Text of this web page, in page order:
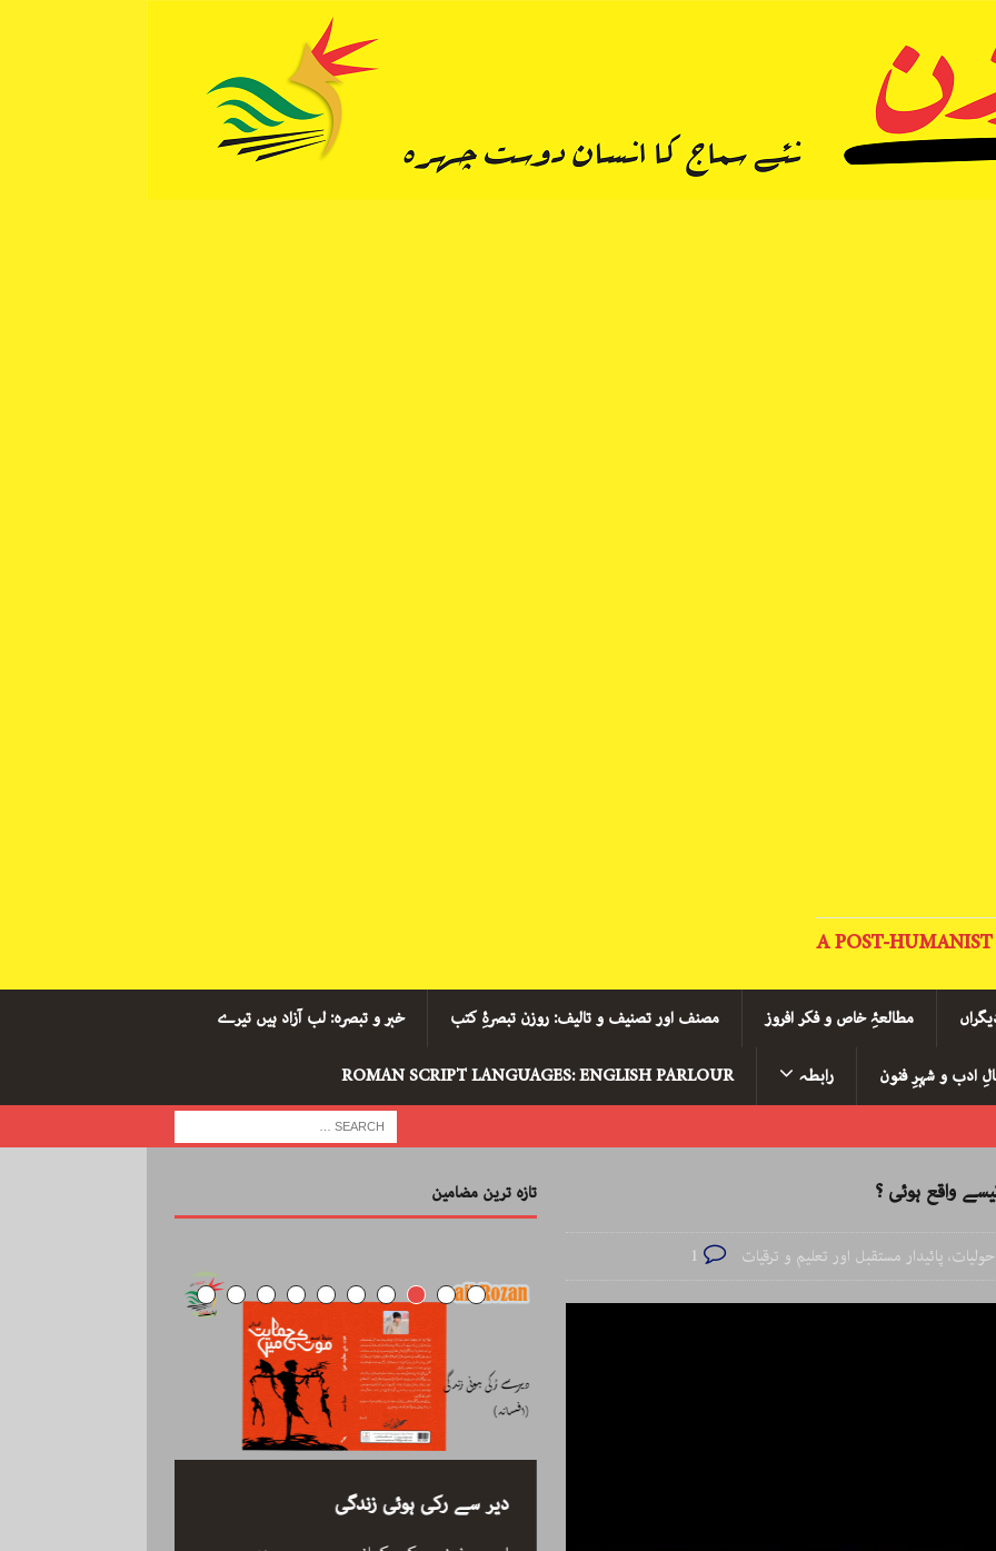
A POST-
مطالعۂِ خاص و فکر افروز مصنف اور تصنیف و تالیف: روزن تبصرۂِ کتب خبر و تبصرہ: لب آزاد ہیں تیرے
ادب و شہرِ فنون رابطہ
ROMAN SCRIPT LANGUAGES: ENGLISH PARLOUR
واقع ہوئی ؟
پائیدار مستقبل اور تعلیم و ترقیات 1
تازہ ترین مضامین
دیر سے رکی ہوئی زندگی